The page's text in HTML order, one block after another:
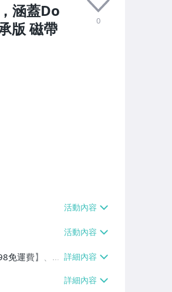
涵蓋Do
版 磁帶
0
免運費】、7-
$60、滿5件
5件或消費滿